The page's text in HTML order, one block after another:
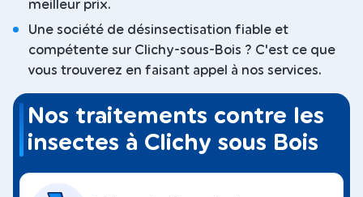
meilleur prix.
Une société de désinsectisation fiable et
compétente sur Clichy-sous-Bois ? C'est ce que
vous trouverez en faisant appel à nos services.
Nos traitements contre les
insectes à Clichy sous Bois